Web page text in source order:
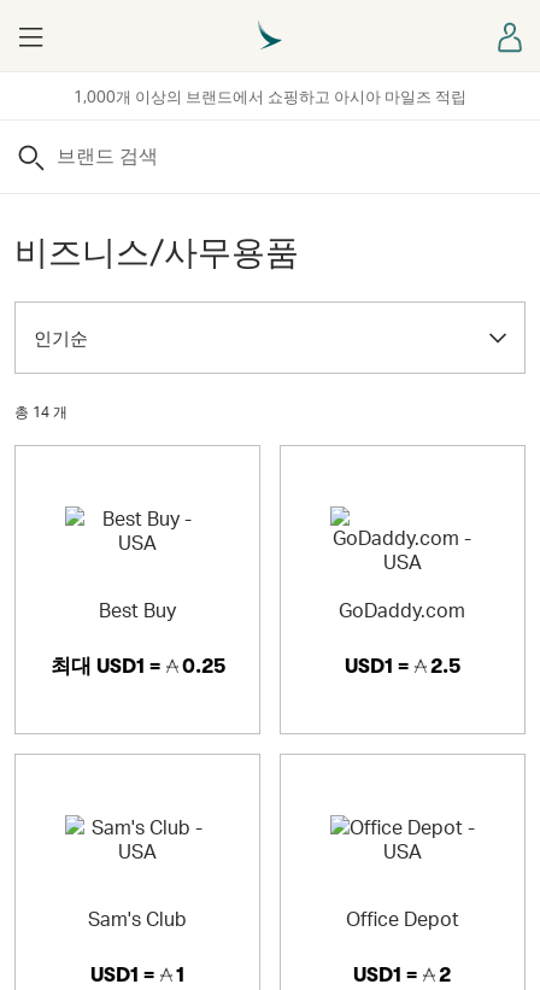
1,000개 이상의 브랜드에서 쇼핑하고 아시아 마일즈 적립
Menu
검색
비즈니스/사무용품
인기순
총 14 개
Best Buy
최대 USD1 = 0.25
GoDaddy.com
USD1 = 2.5
Sam's Club
USD1 = 1
Office Depot
USD1 = 2